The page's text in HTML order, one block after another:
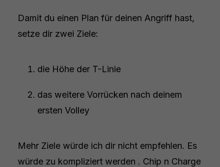
Damit du einen Plan für deinen Angriff hast,
setze dir zwei Ziele:
die Höhe der T-Linie
das weitere Vorrücken nach deinem
ersten Volley
Mehr Ziele würde ich dir nicht empfehlen. Es
würde zu kompliziert werden . Chip n Charge